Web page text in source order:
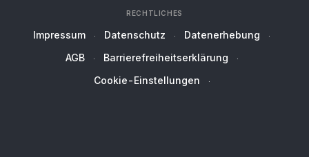
RECHTLICHES
Impressum Datenschutz
Datenerhebung
AGB
Barrierefreiheitserklärung
Cookie-Einstellungen